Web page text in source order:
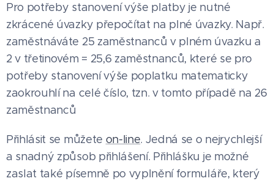
Pro potřeby stanovení výše platby je nutné
zkrácené úvazky přepočítat na plné úvazky. Např.
zaměstnáváte 25 zaměstnanců v plném úvazku a
2 v třetinovém = 25,6 zaměstnanců, které se pro
potřeby stanovení výše poplatku matematicky
zaokrouhlí na celé číslo, tzn. v tomto případě na 26
zaměstnanců
Přihlásit se můžete on-line. Jedná se o nejrychlejší
a snadný způsob přihlášení. Přihlášku je možné
zaslat také písemně po vyplnění formuláře, který